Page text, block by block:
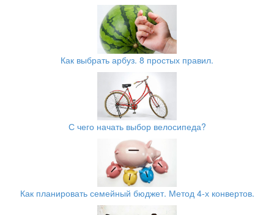
Как выбрать арбуз. 8 простых правил.
С чего начать выбор велосипеда?
Как планировать семейный бюджет. Метод 4-х конвертов.